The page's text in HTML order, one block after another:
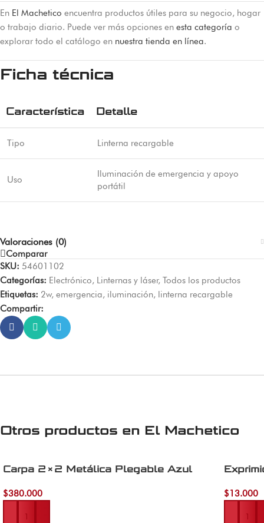
En El Machetico encuentra productos útiles para su negocio, hogar
o trabajo diario. Puede ver más opciones en esta categoría o
explorar todo el catálogo en nuestra tienda en línea.
Ficha técnica
Característica Detalle
Tipo Linterna recargable
Uso
Iluminación de emergencia y apoyo
portátil
Valoraciones (0)
Comparar
SKU: 54601102
Categorías: Electrónico, Linternas y láser, Todos los productos
Etiquetas: 2w, emergencia, iluminación, linterna recargable
Compartir:
Otros productos en El Machetico
Carpa 2×2 Metálica Plegable Azul
$380.000
Añadir al carrito
$13.000
Añadir al